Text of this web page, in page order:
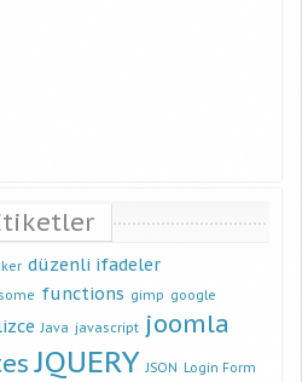
düzenli ifadeler
functions gimp google
Java javascript joomla
JQUERY JSON Login Form